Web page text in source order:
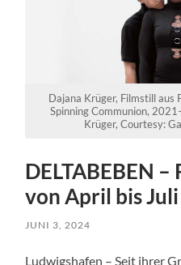
Dajana Krüger, Filmstill aus
Spinning Communion,
Krüger, Courtesy:
DELTABEBEN
von April bis
JUNI 3, 2024
Ludwigshafen – Seit ihrer